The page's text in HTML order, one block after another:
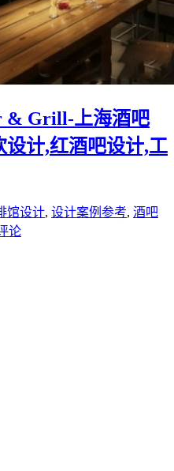
& Grill-上海酒吧
设计,红酒吧设计,工
馆设计, 设计案例参考, 酒吧
论